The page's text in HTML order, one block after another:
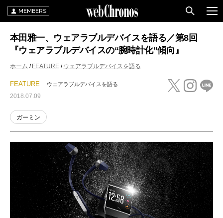
MEMBERS
本田雅一、ウェアラブルデバイスを語る／第8回
『ウェアラブルデバイスの“腕時計化”傾向』
ホーム FEATURE ウェアラブルデバイスを語る
FEATURE ウェアラブルデバイスを語る
2018.07.09
ガーミン